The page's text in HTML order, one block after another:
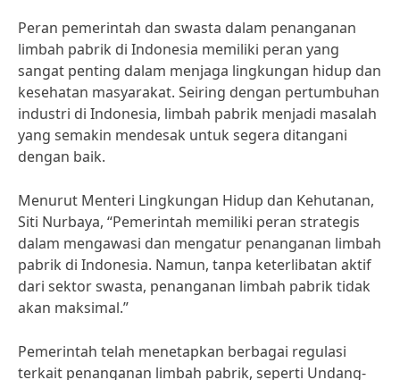
Peran pemerintah dan swasta dalam penanganan
limbah pabrik di Indonesia memiliki peran yang
sangat penting dalam menjaga lingkungan hidup dan
kesehatan masyarakat. Seiring dengan pertumbuhan
industri di Indonesia, limbah pabrik menjadi masalah
yang semakin mendesak untuk segera ditangani
dengan baik.
Menurut Menteri Lingkungan Hidup dan Kehutanan,
Siti Nurbaya, “Pemerintah memiliki peran strategis
dalam mengawasi dan mengatur penanganan limbah
pabrik di Indonesia. Namun, tanpa keterlibatan aktif
dari sektor swasta, penanganan limbah pabrik tidak
akan maksimal.”
Pemerintah telah menetapkan berbagai regulasi
terkait penanganan limbah pabrik, seperti Undang-